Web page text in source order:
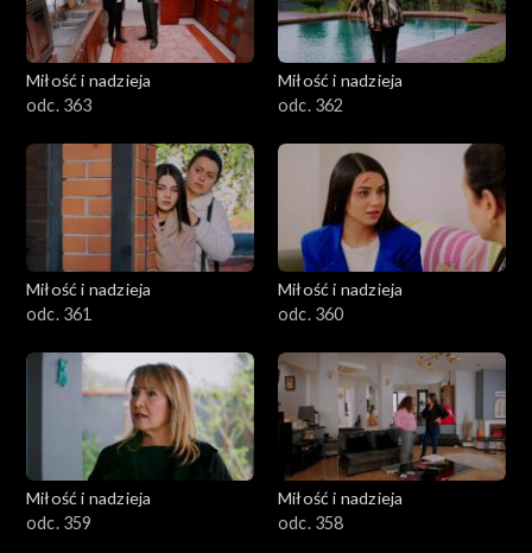
Miłość i nadzieja
odc. 363
Miłość i nadzieja
odc. 362
Miłość i nadzieja
odc. 361
Miłość i nadzieja
odc. 360
Miłość i nadzieja
odc. 359
Miłość i nadzieja
odc. 358